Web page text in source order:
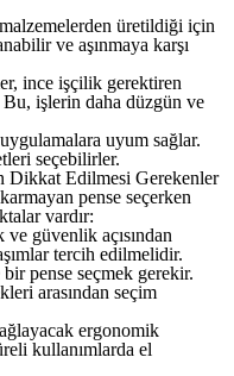
üretildiği için
ve aşınmaya karşı
ince işçilik gerektiren
işlerin daha düzgün ve
uyum sağlar.
seçebilirler.
Dikkat Edilmesi Gerekenler
pense seçerken
vardır:
ve güvenlik açısından
tercih edilmelidir.
pense seçmek gerekir.
arasından seçim
ergonomik
kullanımlarda el